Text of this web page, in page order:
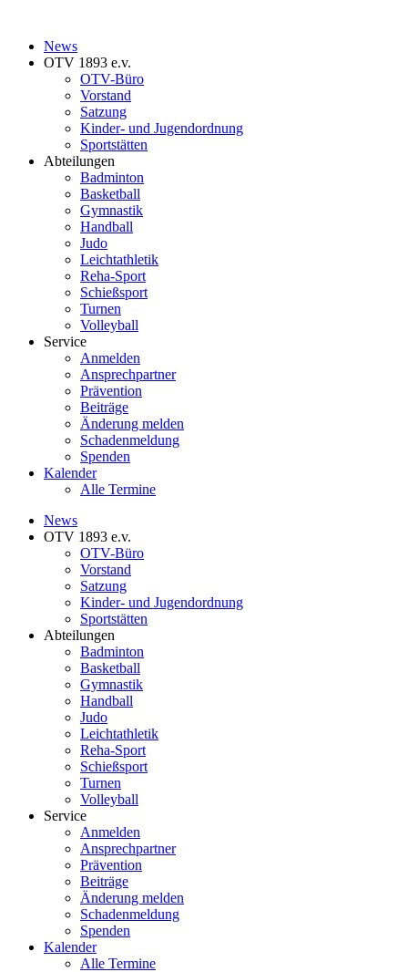
News
OTV 1893 e.v.
OTV-Büro
Vorstand
Satzung
Kinder- und Jugendordnung
Sportstätten
Abteilungen
Badminton
Basketball
Gymnastik
Handball
Judo
Leichtathletik
Reha-Sport
Schießsport
Turnen
Volleyball
Service
Anmelden
Ansprechpartner
Prävention
Beiträge
Änderung melden
Schadenmeldung
Spenden
Kalender
Alle Termine
News
OTV 1893 e.v.
OTV-Büro
Vorstand
Satzung
Kinder- und Jugendordnung
Sportstätten
Abteilungen
Badminton
Basketball
Gymnastik
Handball
Judo
Leichtathletik
Reha-Sport
Schießsport
Turnen
Volleyball
Service
Anmelden
Ansprechpartner
Prävention
Beiträge
Änderung melden
Schadenmeldung
Spenden
Kalender
Alle Termine